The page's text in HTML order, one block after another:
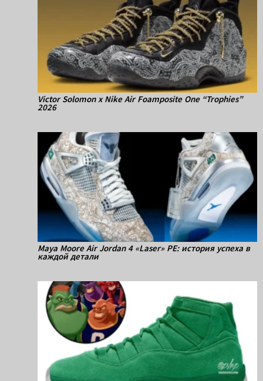
Victor Solomon x Nike Air Foamposite One “Trophies”
2026
Maya Moore Air Jordan 4 «Laser» PE: история успеха в
каждой детали